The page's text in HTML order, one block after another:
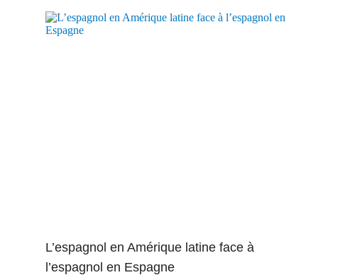
L’espagnol en Amérique latine face à
l’espagnol en Espagne